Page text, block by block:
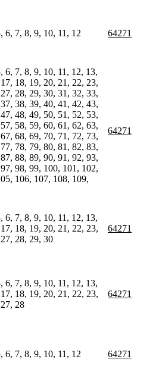
6, 7, 8, 9, 10, 11, 12 64271
6, 7, 8, 9, 10, 11, 12, 13,
18, 19, 20, 21, 22, 23,
28, 29, 30, 31, 32, 33,
38, 39, 40, 41, 42, 43,
48, 49, 50, 51, 52, 53,
58, 59, 60, 61, 62, 63,
68, 69, 70, 71, 72, 73,
78, 79, 80, 81, 82, 83,
88, 89, 90, 91, 92, 93,
98, 99, 100, 101, 102,
106, 107, 108, 109,
64271
6, 7, 8, 9, 10, 11, 12, 13,
18, 19, 20, 21, 22, 23,
28, 29, 30
64271
6, 7, 8, 9, 10, 11, 12, 13,
18, 19, 20, 21, 22, 23,
28
64271
6, 7, 8, 9, 10, 11, 12 64271